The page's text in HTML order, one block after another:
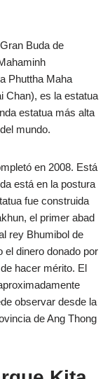
Buda de
Phuttha Maha
Chan), es la estatua
estatua más alta
mundo.
en 2008. Está
está en la postura
fue construida
el primer abad
rey Bhumibol de
el dinero donado por
hacer mérito. El
observar desde la
de Ang Thong